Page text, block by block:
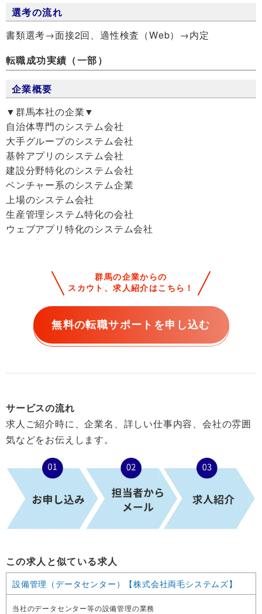
選考の流れ
書類選考→面接2回、適性検査（Web）→内定
転職成功実績（一部）
企業概要
▼群馬本社の企業▼
自治体専門のシステム会社
大手グループのシステム会社
基幹アプリのシステム会社
建設分野特化のシステム会社
ベンチャー系のシステム企業
上場のシステム会社
生産管理システム特化の会社
ウェブアプリ特化のシステム会社
群馬の企業からの
スカウト、求人紹介はこちら！
無料の転職サポートを申し込む
サービスの流れ
求人ご紹介時に、企業名、詳しい仕事内容、会社の雰囲
気などをお伝えします。
この求人と似ている求人
設備管理（データセンター）【株式会社両毛システムズ】
当社のデータセンター等の設備管理の業務